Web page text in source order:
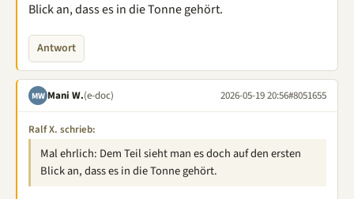
Blick an, dass es in die Tonne gehört.
Antwort
MW Mani W.(e-doc) 2026-05-19 20:56#8051655
Ralf X. schrieb:
Mal ehrlich: Dem Teil sieht man es doch auf den ersten
Blick an, dass es in die Tonne gehört.